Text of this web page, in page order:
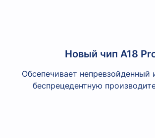
Новый чип A18
Обсепечивает непревзойденный
беспрецедентную